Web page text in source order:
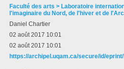
Faculté des arts > Laboratoire
l'imaginaire du Nord, de l'hiver et de
Daniel Chartier
02 août 2017 10:01
02 août 2017 10:01
https://archipel.uqam.ca/secure/id/